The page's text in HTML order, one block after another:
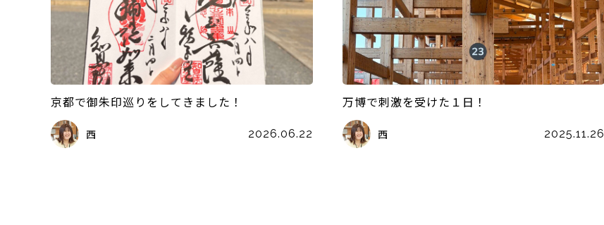
京都で御朱印巡りをしてきました！
西 2026.06.22
万博で刺激を受けた１日！
西 2025.11.26